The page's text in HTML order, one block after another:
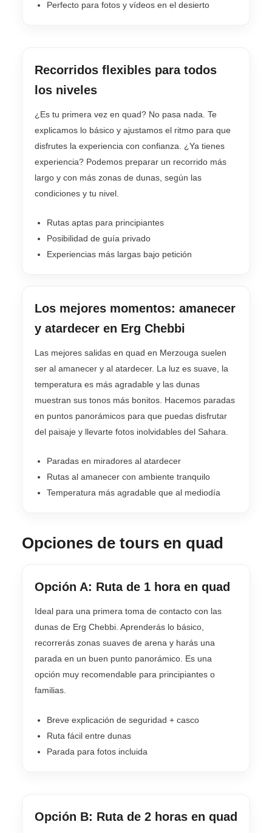
Perfecto para fotos y vídeos en el desierto
Recorridos flexibles para todos
los niveles
¿Es tu primera vez en quad? No pasa nada. Te
explicamos lo básico y ajustamos el ritmo para que
disfrutes la experiencia con confianza. ¿Ya tienes
experiencia? Podemos preparar un recorrido más
largo y con más zonas de dunas, según las
condiciones y tu nivel.
Rutas aptas para principiantes
Posibilidad de guía privado
Experiencias más largas bajo petición
Los mejores momentos: amanecer
y atardecer en Erg Chebbi
Las mejores salidas en quad en Merzouga suelen
ser al amanecer y al atardecer. La luz es suave, la
temperatura es más agradable y las dunas
muestran sus tonos más bonitos. Hacemos paradas
en puntos panorámicos para que puedas disfrutar
del paisaje y llevarte fotos inolvidables del Sahara.
Paradas en miradores al atardecer
Rutas al amanecer con ambiente tranquilo
Temperatura más agradable que al mediodía
Opciones de tours en quad
Opción A: Ruta de 1 hora en quad
Ideal para una primera toma de contacto con las
dunas de Erg Chebbi. Aprenderás lo básico,
recorrerás zonas suaves de arena y harás una
parada en un buen punto panorámico. Es una
opción muy recomendable para principiantes o
familias.
Breve explicación de seguridad + casco
Ruta fácil entre dunas
Parada para fotos incluida
Opción B: Ruta de 2 horas en quad